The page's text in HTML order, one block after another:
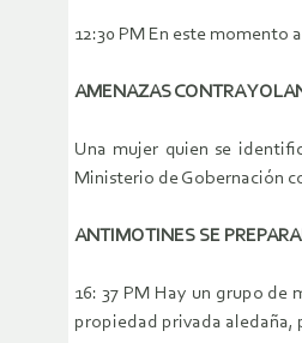
12:30 PM En este momento
AMENAZAS CONTRA
Una mujer quien se
Ministerio de Gobernación
ANTIMOTINES SE
16: 37 PM Hay un grupo
propiedad privada aledaña,